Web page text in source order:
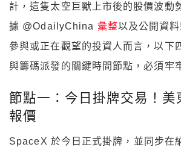
計，這隻太空巨獸上市後的股價波動
據 @OdailyChina 彙整以及公開資料
參與或正在觀望的投資人而言，以下
與籌碼派發的關鍵時間節點，必須牢
節點一：今日掛牌交易！
報價
SpaceX 於今日正式掛牌，並同步在